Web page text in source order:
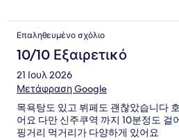
Επαληθευμένο σχόλιο
10/10 Εξαιρετικό
21 Ιουλ 2026
Μετάφραση Google
목욕탕도 있고 뷔페도 괜찮았습니다
어요 다만 신주쿠역 까지 10분정도 걸
핑거리 먹거리가 다양하게 있어요